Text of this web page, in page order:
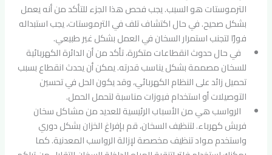
الترموستات هو السبب. يجب فحص هذا الجزء للتأكد من أنه يعمل
بشكل صحيح. في حال اكتشاف تلف في الترموستات، يجب استبداله
فورًا لتجنب استمرار السخان في العمل بشكل غير طبيعي.
في حال حدوث انقطاعات متكررة، تأكد من أن الدائرة الكهربائية
للسخان مصممة بشكل يناسب قدرته. يمكن أن يحدث انقطاع بسبب
تحميل زائد على النظام الكهربائي، وقد يكون الحل في تحسين
التوصيلات أو استخدام فيوزات مناسبة لتحمل الحمل.
الرواسب هي من الأسباب الرئيسية للعديد من مشاكل سخان
فريش كهرباء. لتنظيف السخان، قم بإفراغ الخزان بشكل دوري
واستخدم مواد تنظيف مخصصة لإزالة الرواسب المعدنية. كما